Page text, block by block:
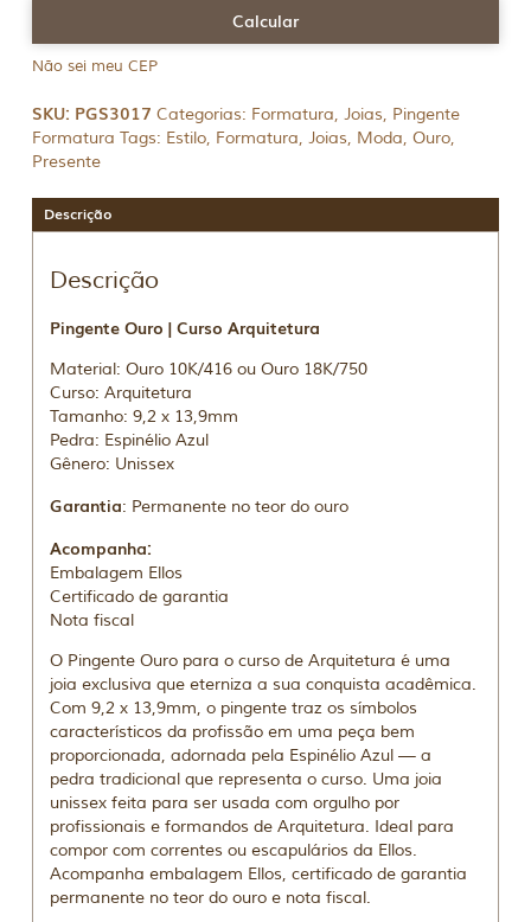
Não sei meu CEP
SKU: PGS3017 Categorias: Formatura,Joias, Pingente
Formatura Tags: Estilo, Formatura,Joias, Moda,Ouro,
Presente
Descrição
Descrição
Pingente Ouro | Curso Arquitetura
Material: Ouro 10K/416 ou Ouro 18K/750
Curso: Arquitetura
Tamanho: 9,2 x 13,9mm
Pedra: Espinélio Azul
Gênero: Unissex
Garantia: Permanente no teor do ouro
Acompanha:
Embalagem Ellos
Certificado de garantia
Nota fiscal
O Pingente Ouro para o curso de Arquitetura é uma
joia exclusiva que eterniza a sua conquista acadêmica.
Com 9,2 x 13,9mm, o pingente traz os símbolos
característicos da profissão em uma peça bem
proporcionada, adornada pela Espinélio Azul — a
pedra tradicional que representa o curso. Uma joia
unissex feita para ser usada com orgulho por
profissionais e formandos de Arquitetura. Ideal para
compor com correntes ou escapulários da Ellos.
Acompanha embalagem Ellos, certificado de garantia
permanente no teor do ouro e nota fiscal.